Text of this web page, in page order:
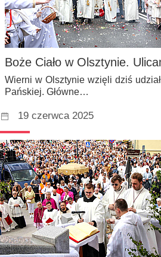
Boże Ciało w Olsztynie.
Wierni w Olsztynie wzięli dziś
Pańskiej. Główne…
19 czerwca 2025